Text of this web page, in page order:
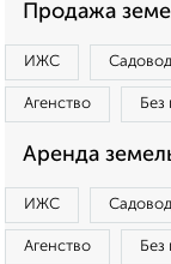
Продажа
ИЖС
Агенство Без
Аренда
ИЖС
Агенство Без